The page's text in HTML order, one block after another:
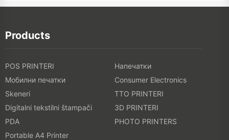
Products
POS PRINTERI
Напечатки
Мобилни печатки
Consumer Electronics
Skeneri
TTO PRINTERI
Digitalni tekstilni štampači
3D PRINTERI
PDA
PHOTO PRINTERS
Portable A4 Printer